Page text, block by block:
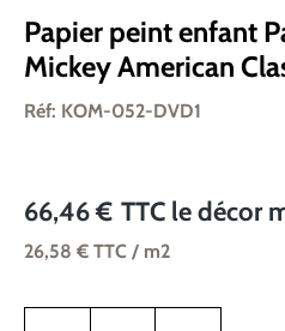
Papier peint enfant
Mickey American
Réf: KOM-052-DVD1
66,46 € TTC le décor
26,58 € TTC / m2